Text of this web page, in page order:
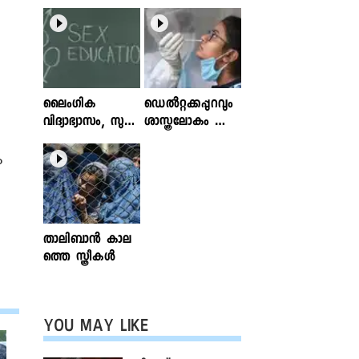
ലൈംഗിക
വിദ്യാഭ്യാസം, സുര
ക്ഷിതവും അ
ല്ലാത്തതുമായ സ്പ
ര്‍ശനങ്ങള്‍; ഇ
ന്‍ഫോക്ലിനിക്ക്
ലേഖനം
വായിക്കാം
ഡെൽറ്റക്കപ്പുറവും
ശാസ്ത്രലോകം ശ്ര
താലിബാന്‍ കാല
ത്തെ സ്ത്രീകള്‍
YOU MAY LIKE